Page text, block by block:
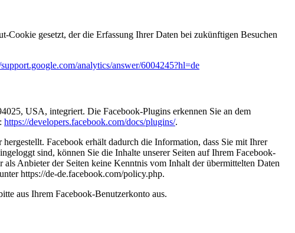
gesetzt, der die Erfassung Ihrer Daten bei zukünftigen Besuchen
analytics/answer/6004245?hl=de
USA, integriert. Die Facebook-Plugins erkennen Sie an dem
https://developers.facebook.com/docs/plugins/.
Facebook erhält dadurch die Information, dass Sie mit Ihrer
sind, können Sie die Inhalte unserer Seiten auf Ihrem Facebook-
Anbieter der Seiten keine Kenntnis vom Inhalt der übermittelten Daten
https://de-de.facebook.com/policy.php.
aus Ihrem Facebook-Benutzerkonto aus.